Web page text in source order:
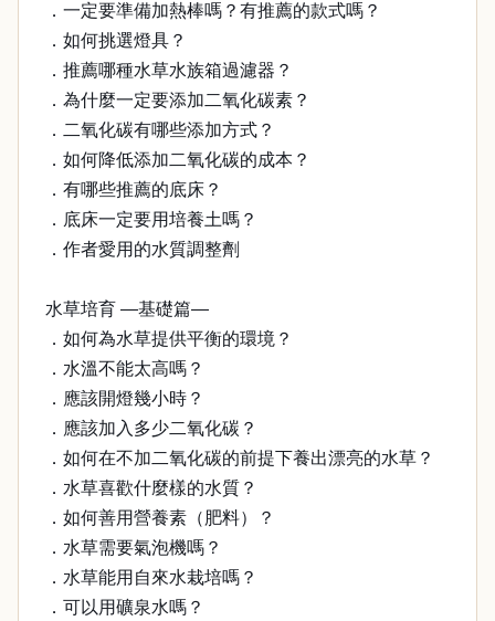
．一定要準備加熱棒嗎？有推薦的款式嗎？
．如何挑選燈具？
．推薦哪種水草水族箱過濾器？
．為什麼一定要添加二氧化碳素？
．二氧化碳有哪些添加方式？
．如何降低添加二氧化碳的成本？
．有哪些推薦的底床？
．底床一定要用培養土嗎？
．作者愛用的水質調整劑
水草培育 —基礎篇—
．如何為水草提供平衡的環境？
．水溫不能太高嗎？
．應該開燈幾小時？
．應該加入多少二氧化碳？
．如何在不加二氧化碳的前提下養出漂亮的水草？
．水草喜歡什麼樣的水質？
．如何善用營養素（肥料）？
．水草需要氣泡機嗎？
．水草能用自來水栽培嗎？
．可以用礦泉水嗎？